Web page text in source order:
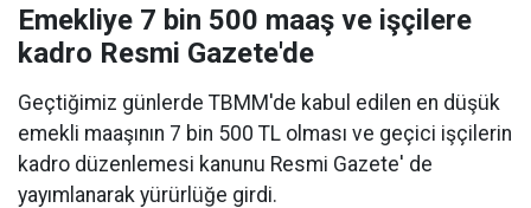
Emekliye 7 bin 500 maaş ve işçilere
kadro Resmi Gazete'de
Geçtiğimiz günlerde TBMM'de kabul edilen en düşük
emekli maaşının 7 bin 500 TL olması ve geçici işçilerin
kadro düzenlemesi kanunu Resmi Gazete' de
yayımlanarak yürürlüğe girdi.